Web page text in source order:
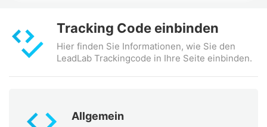
Tracking Code einbinden
Hier finden Sie Informationen, wie Sie den
LeadLab Trackingcode in Ihre Seite einbinden.
Allgemein